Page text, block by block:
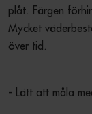
plåt. Färgen
Mycket
över tid.
- Lätt att måla